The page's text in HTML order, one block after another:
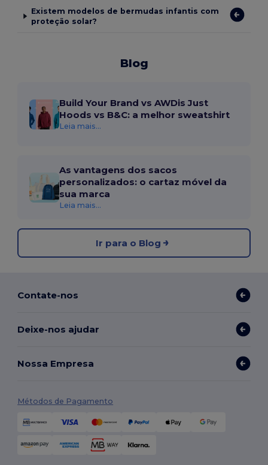
Existem modelos de bermudas infantis com
proteção solar?
Blog
Build Your Brand vs AWDis Just
Hoods vs B&C: a melhor sweatshirt
Leia mais...
As vantagens dos sacos
personalizados: o cartaz móvel da
sua marca
Leia mais...
Ir para o Blog
Contate-nos
Deixe-nos ajudar
Nossa Empresa
Métodos de Pagamento